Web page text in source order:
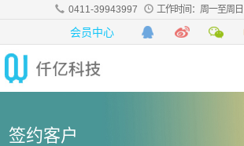
0411-39943997 工作时间：周一至周
会员中心
签约客户